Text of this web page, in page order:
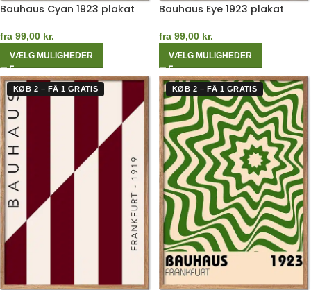
Bauhaus Cyan 1923 plakat
fra 99,00 kr.
VÆLG MULIGHEDER
Bauhaus Eye 1923 plakat
fra 99,00 kr.
VÆLG MULIGHEDER
KØB 2 – FÅ 1 GRATIS KØB 2 – FÅ 1 GRATIS